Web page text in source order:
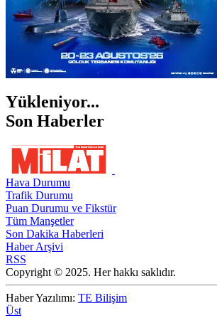
Yükleniyor...
Son Haberler
Hava Durumu
Trafik Durumu
Puan Durumu ve Fikstür
Tüm Manşetler
Son Dakika Haberleri
Haber Arşivi
RSS
Copyright © 2025. Her hakkı saklıdır.
Haber Yazılımı: TE Bilişim
Üst